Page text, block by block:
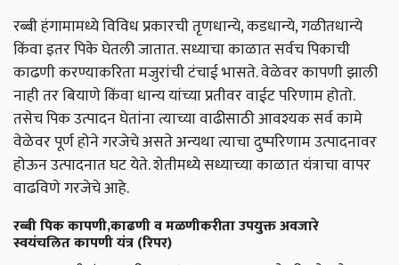
रब्बी हंगामामध्ये विविध प्रकारची तृणधान्ये, कडधान्ये, गळीतधान्ये
किंवा इतर पिके घेतली जातात. सध्याचा काळात सर्वच पिकाची
काढणी करण्याकरिता मजुरांची टंचाई भासते. वेळेवर कापणी झाली
नाही तर बियाणे किंवा धान्य यांच्या प्रतीवर वाईट परिणाम होतो.
तसेच पिक उत्पादन घेतांना त्याच्या वाढीसाठी आवश्यक सर्व कामे
वेळेवर पूर्ण होने गरजेचे असते अन्यथा त्याचा दुष्परिणाम उत्पादनावर
होऊन उत्पादनात घट येते. शेतीमध्ये सध्याच्या काळात यंत्राचा वापर
वाढविणे गरजेचे आहे.
रब्बी पिक कापणी,काढणी व मळणीकरीता उपयुक्त अवजारे
स्वयंचलित कापणी यंत्र (रिपर)